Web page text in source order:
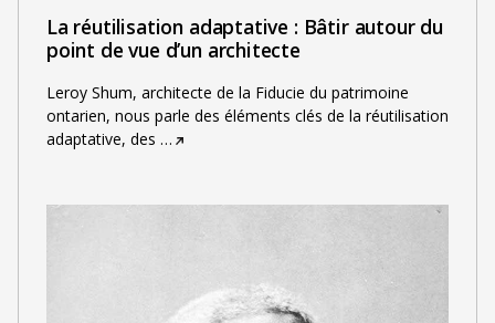
La réutilisation adaptative : Bâtir autour du
point de vue d’un architecte
Leroy Shum, architecte de la Fiducie du patrimoine
ontarien, nous parle des éléments clés de la réutilisation
adaptative, des …